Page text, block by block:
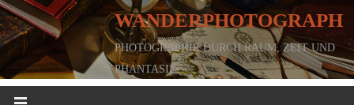
WANDERPHOTOGRAPH
PHOTOGRAPHIE DURCH RAUM, ZEIT UND
PHANTASIE